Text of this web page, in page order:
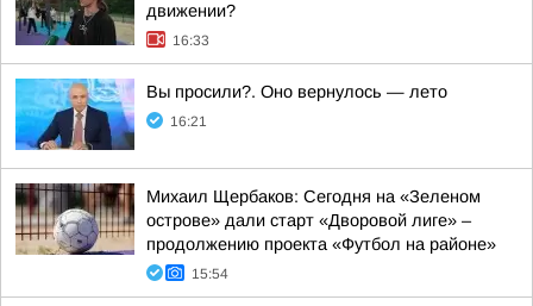
движении?
16:33
Вы просили?. Оно вернулось — лето
16:21
Михаил Щербаков: Сегодня на «Зеленом
острове» дали старт «Дворовой лиге» –
продолжению проекта «Футбол на районе»
15:54